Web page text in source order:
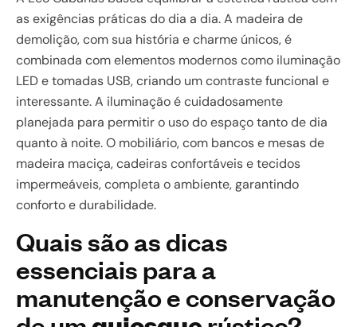
as exigências práticas do dia a dia. A madeira de
demolição, com sua história e charme únicos, é
combinada com elementos modernos como iluminação
LED e tomadas USB, criando um contraste funcional e
interessante. A iluminação é cuidadosamente
planejada para permitir o uso do espaço tanto de dia
quanto à noite. O mobiliário, com bancos e mesas de
madeira maciça, cadeiras confortáveis e tecidos
impermeáveis, completa o ambiente, garantindo
conforto e durabilidade.
Quais são as dicas
essenciais para a
manutenção e conservação